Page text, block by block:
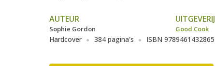
AUTEUR
Sophie Gordon
UITGEVERIJ
Good Cook
Hardcover 384 pagina's ISBN 9789461432865